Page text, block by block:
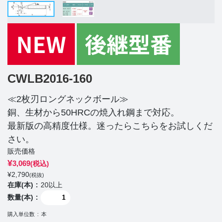
CWLB2016-160
≪2枚刃ロングネックボール≫
銅、生材から50HRCの焼入れ鋼まで対応。
最新版の高精度仕様。迷ったらこちらをお試しくだ
さい。
販売価格
¥3,069(税込)
¥2,790(税抜)
在庫(本)
20以上
数量(本)
購入単位数 本